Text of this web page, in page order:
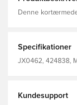
Denne
pasform sidder tæt
bomuldsblanding
har den på under
Specifikationer
JX0462, 424838,
Kundesupport